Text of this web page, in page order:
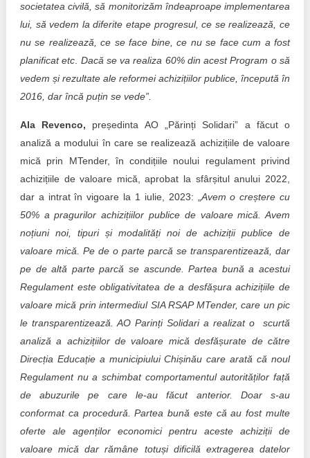
societatea civilă, să monitorizăm îndeaproape implementarea
lui, să vedem la diferite etape progresul, ce se realizează, ce
nu se realizează, ce se face bine, ce nu se face cum a fost
planificat etc Dacă se va realiza 60% din acest Program o să
vedem și rezultate ale reformei achizițiilor publice, începută în
2016, dar încă puțin se vede”.
Ala Revenco, președinta AO „Părinți Solidari” a făcut o
analiză a modului în care se realizează achizițiile de valoare
mică prin MTender, în condițiile noului regulament privind
achizițiile de valoare mică, aprobat la sfârșitul anului 2022,
dar a intrat în vigoare la 1 iulie, 2023: „ Avem o creștere cu
50% a pragurilor achizițiilor publice de valoare mică. Avem
noțiuni noi, tipuri și modalități noi de achiziții publice de
valoare mică. Pe de o parte parcă se transparentizează, dar
pe de altă parte parcă se ascunde. Partea bună a acestui
Regulament este obligativitatea de a desfășura achizițiile de
valoare mică prin intermediul SIA RSAP MTender, care un pic
le transparentizează. AO Parinți Solidari a realizat o scurtă
analiză a achizițiilor de valoare mică desfășurate de către
Direcția Educație a municipiului Chișinău care arată că noul
Regulament nu a schimbat comportamentul autorităților față
de abuzurile pe care le-au făcut anterior. Doar s-au
conformat ca procedură. Partea bună este că au fost multe
oferte ale agenților economici pentru aceste achiziții de
valoare mică dar rămâne totuși dificilă extragerea datelor